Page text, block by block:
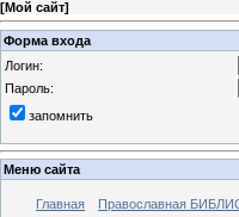
[Мой сайт]
Форма входа
Логин:
Пароль:
запомнить
Меню сайта
Главная Православная